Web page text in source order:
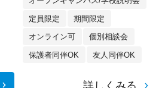
定員限定 期間限定
オンライン可 個別相談会
保護者同伴OK 友人同伴OK
詳しくみる